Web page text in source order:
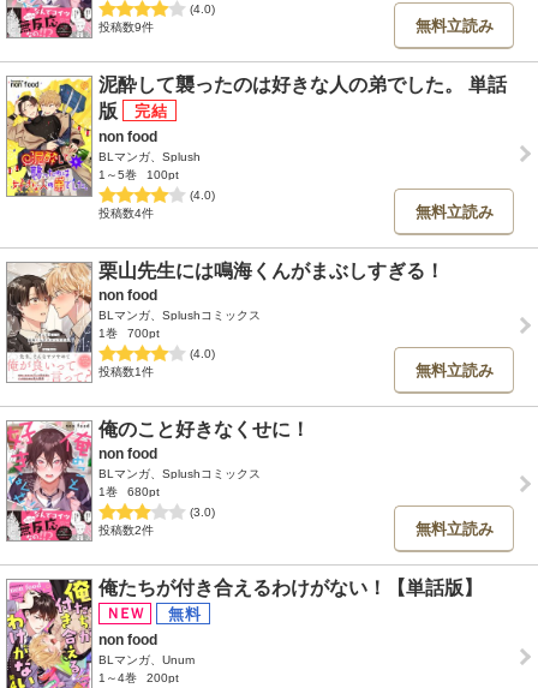
(4.0)
投稿数9件
無料立読み
泥酔して襲ったのは好きな人の弟でした。 単話
版
non food
BLマンガ、Splush
1～5巻
100pt
(4.0)
投稿数4件
無料立読み
栗山先生には鳴海くんがまぶしすぎる！
non food
BLマンガ、Splushコミックス
1巻
700pt
(4.0)
投稿数1件
無料立読み
俺のこと好きなくせに！
non food
BLマンガ、Splushコミックス
1巻
680pt
(3.0)
投稿数2件
無料立読み
俺たちが付き合えるわけがない！【単話版】
non food
BLマンガ、Unum
1～4巻
200pt